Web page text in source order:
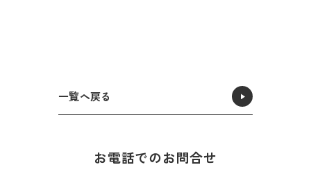
一覧へ戻る
お電話でのお問合せ